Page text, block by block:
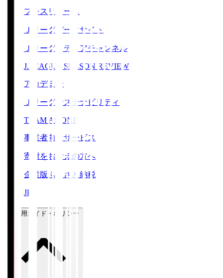
プレスリリース
Ｊリーグデータサイト
Ｊリーグメディアチャンネル
J.LEAGUE SEASON REVIEW
アカデミー
Ｊリーグサステナビリティ
TEAM AS ONE
事業者向けサービス
寄附をお考えの方へ
企業版ふるさと納税
JFA
ご利用ガイド・ポリシー